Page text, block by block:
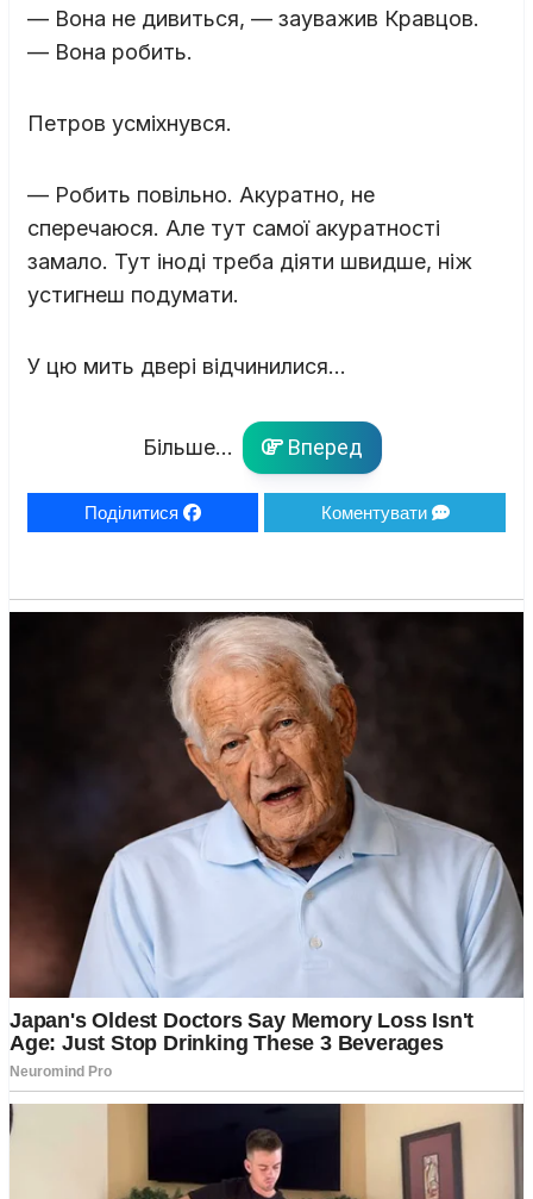
— Вона не дивиться, — зауважив Кравцов.
— Вона робить.
Петров усміхнувся.
— Робить повільно. Акуратно, не
сперечаюся. Але тут самої акуратності
замало. Тут іноді треба діяти швидше, ніж
устигнеш подумати.
У цю мить двері відчинилися…
Більше... Вперед
Поділитися Коментувати